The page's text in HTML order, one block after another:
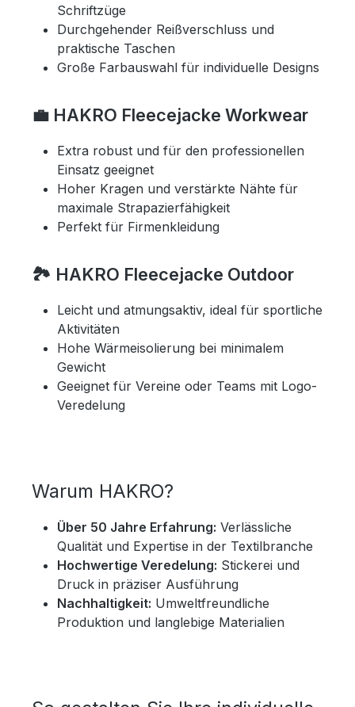
Schriftzüge
Durchgehender Reißverschluss und
praktische Taschen
Große Farbauswahl für individuelle Designs
💼 HAKRO Fleecejacke Workwear
Extra robust und für den professionellen
Einsatz geeignet
Hoher Kragen und verstärkte Nähte für
maximale Strapazierfähigkeit
Perfekt für Firmenkleidung
🏞 HAKRO Fleecejacke Outdoor
Leicht und atmungsaktiv, ideal für sportliche
Aktivitäten
Hohe Wärmeisolierung bei minimalem
Gewicht
Geeignet für Vereine oder Teams mit Logo-
Veredelung
Warum HAKRO?
Über 50 Jahre Erfahrung: Verlässliche
Qualität und Expertise in der Textilbranche
Hochwertige Veredelung: Stickerei und
Druck in präziser Ausführung
Nachhaltigkeit: Umweltfreundliche
Produktion und langlebige Materialien